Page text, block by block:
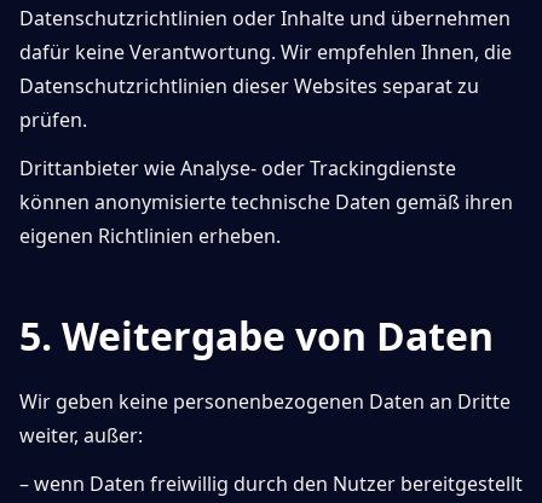
Datenschutzrichtlinien oder Inhalte und übernehmen
dafür keine Verantwortung. Wir empfehlen Ihnen, die
Datenschutzrichtlinien dieser Websites separat zu
prüfen.
Drittanbieter wie Analyse- oder Trackingdienste
können anonymisierte technische Daten gemäß ihren
eigenen Richtlinien erheben.
5. Weitergabe von Daten
Wir geben keine personenbezogenen Daten an Dritte
weiter, außer:
– wenn Daten freiwillig durch den Nutzer bereitgestellt